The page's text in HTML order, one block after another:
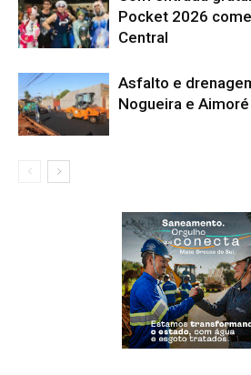
Pocket 2026
Central
Asfalto e
Nogueira e Aimoré